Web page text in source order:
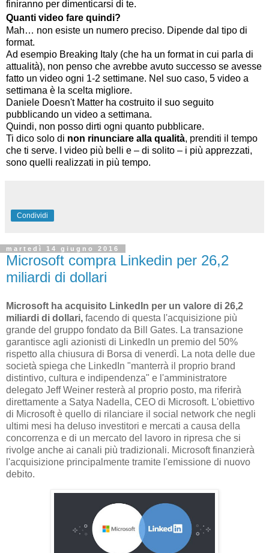
finiranno per dimenticarsi di te.
Quanti video fare quindi?
Mah… non esiste un numero preciso. Dipende dal tipo di
format.
Ad esempio Breaking Italy (che ha un format in cui parla di
attualità), non penso che avrebbe avuto successo se avesse
fatto un video ogni 1-2 settimane. Nel suo caso, 5 video a
settimana è la scelta migliore.
Daniele Doesn't Matter ha costruito il suo seguito
pubblicando un video a settimana.
Quindi, non posso dirti ogni quanto pubblicare.
Ti dico solo di non rinunciare alla qualità, prenditi il tempo
che ti serve. I video più belli e – di solito – i più apprezzati,
sono quelli realizzati in più tempo.
Condividi
martedì 14 giugno 2016
Microsoft compra Linkedin per 26,2
miliardi di dollari
Microsoft ha acquisito LinkedIn per un valore di 26,2
miliardi di dollari, facendo di questa l'acquisizione più
grande del gruppo fondato da Bill Gates. La transazione
garantisce agli azionisti di LinkedIn un premio del 50%
rispetto alla chiusura di Borsa di venerdì. La nota delle due
società spiega che LinkedIn "manterrà il proprio brand
distintivo, cultura e indipendenza" e l'amministratore
delegato Jeff Weiner resterà al proprio posto, ma riferirà
direttamente a Satya Nadella, CEO di Microsoft. L'obiettivo
di Microsoft è quello di rilanciare il social network che negli
ultimi mesi ha deluso investitori e mercati a causa della
concorrenza e di un mercato del lavoro in ripresa che si
rivolge anche ai canali più tradizionali. Microsoft finanzierà
l'acquisizione principalmente tramite l'emissione di nuovo
debito.